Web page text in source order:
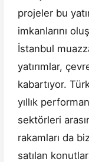
projeler bu
imkanlarını
İstanbul
yatırımlar,
kabartıyor.
yıllık
sektörleri
rakamları da
satılan